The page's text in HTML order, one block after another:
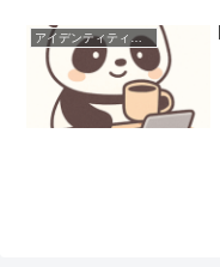
アイデンティティ管理